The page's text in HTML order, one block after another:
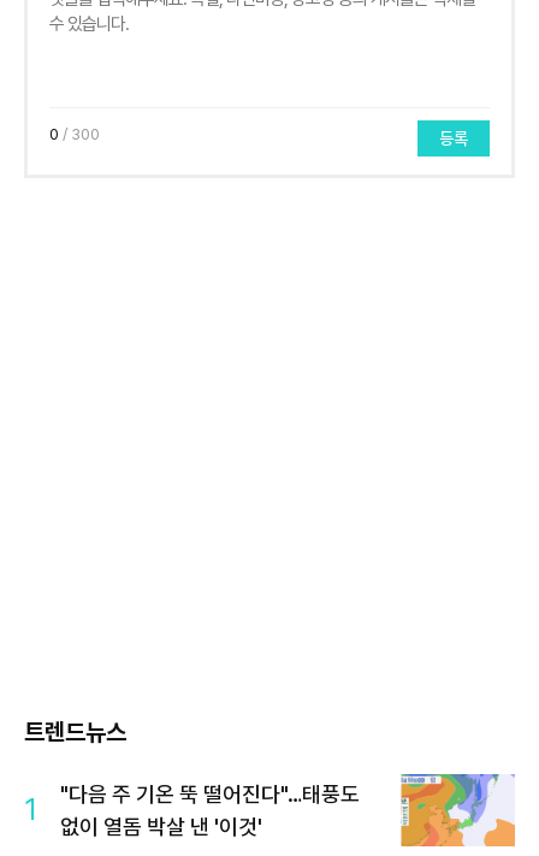
0 / 300 등록
트렌드뉴스
1
"다음 주 기온 뚝 떨어진다"…태풍도
없이 열돔 박살 낸 '이것'